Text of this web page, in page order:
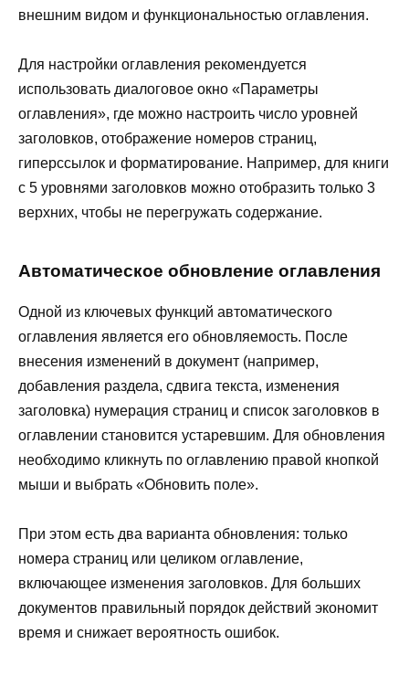
внешним видом и функциональностью оглавления.
Для настройки оглавления рекомендуется
использовать диалоговое окно «Параметры
оглавления», где можно настроить число уровней
заголовков, отображение номеров страниц,
гиперссылок и форматирование. Например, для книги
с 5 уровнями заголовков можно отобразить только 3
верхних, чтобы не перегружать содержание.
Автоматическое обновление оглавления
Одной из ключевых функций автоматического
оглавления является его обновляемость. После
внесения изменений в документ (например,
добавления раздела, сдвига текста, изменения
заголовка) нумерация страниц и список заголовков в
оглавлении становится устаревшим. Для обновления
необходимо кликнуть по оглавлению правой кнопкой
мыши и выбрать «Обновить поле».
При этом есть два варианта обновления: только
номера страниц или целиком оглавление,
включающее изменения заголовков. Для больших
документов правильный порядок действий экономит
время и снижает вероятность ошибок.